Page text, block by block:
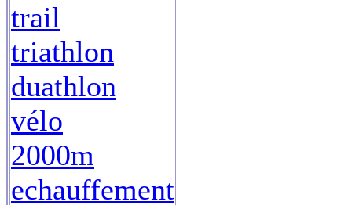
trail
triathlon
duathlon
vélo
2000m
echauffement